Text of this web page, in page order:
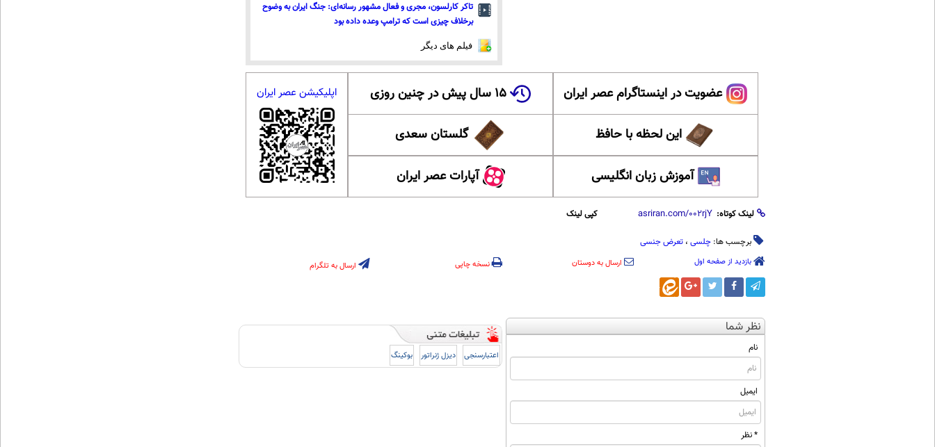
تاکر کارلسون، مجری و فعال مشهور رسانه‌ای: جنگ ایران به وضوح
برخلاف چیزی است که ترامپ وعده داده بود
فیلم های دیگر
عضویت در اینستاگرام عصر ایران ۱۵ سال پیش در چنین روزی
این لحظه با حافظ گلستان سعدی
آموزش زبان انگلیسی آپارات عصر ایران
اپلیکیشن عصر ایران
لینک کوتاه: کپی لینک
برچسب ها: چلسی ، تعرض جنسی
بازدید از صفحه اول ارسال به دوستان نسخه چاپی ارسال به تلگرام
نظر شما
نام
ایمیل
* نظر
اعتبارسنجی دیزل ژنراتور بوکینگ